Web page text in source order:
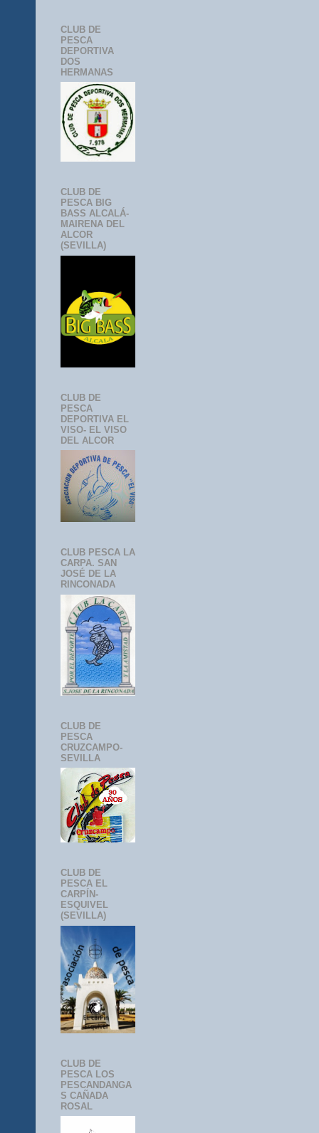
CLUB DE
PESCA
DEPORTIVA
DOS
HERMANAS
CLUB DE
PESCA BIG
BASS ALCALÁ-
MAIRENA DEL
ALCOR
(SEVILLA)
CLUB DE
PESCA
DEPORTIVA EL
VISO- EL VISO
DEL ALCOR
CLUB PESCA LA
CARPA. SAN
JOSÉ DE LA
RINCONADA
CLUB DE
PESCA
CRUZCAMPO-
SEVILLA
CLUB DE
PESCA EL
CARPÍN-
ESQUIVEL
(SEVILLA)
CLUB DE
PESCA LOS
PESCANDANGA
S CAÑADA
ROSAL